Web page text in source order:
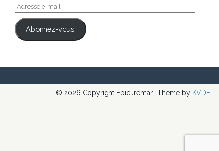
Adresse
e-
mail
Abonnez-vous
© 2026 Copyright Epicureman. Theme by KVDE.